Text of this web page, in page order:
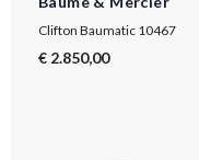
Clifton Baumatic 10467
€ 2.850,00